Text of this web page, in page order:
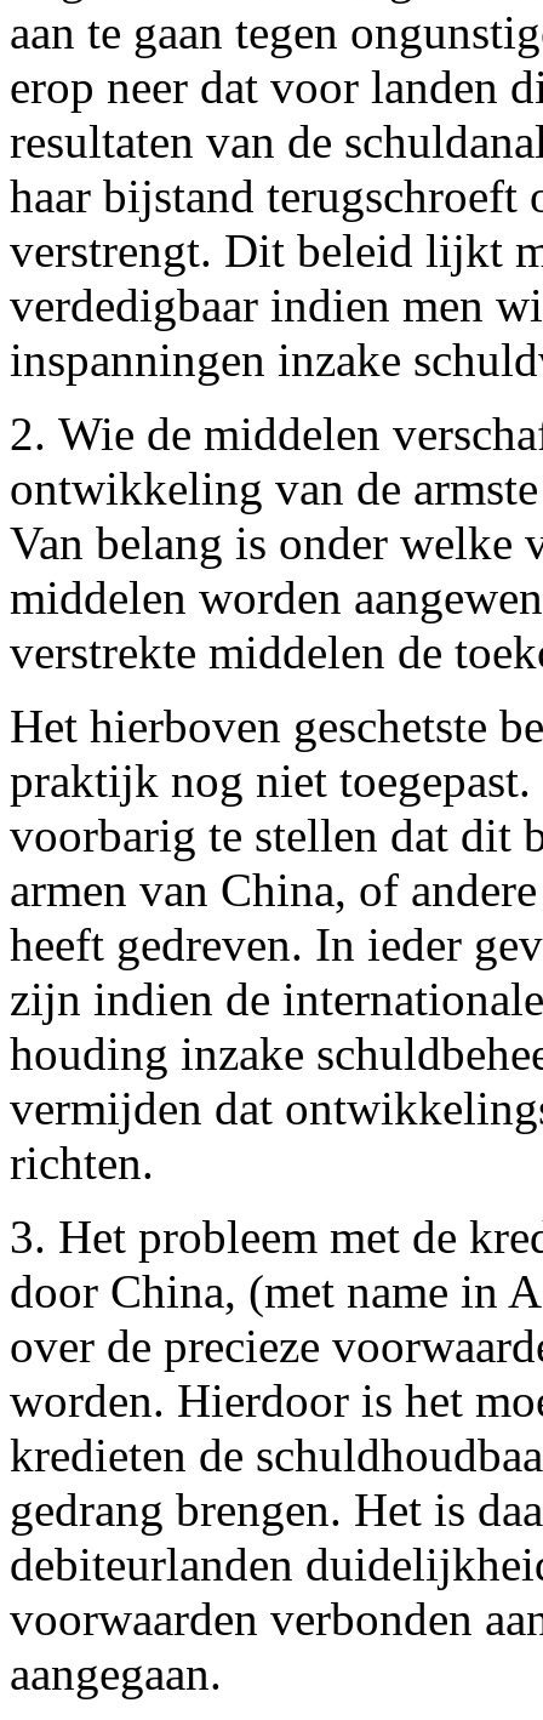
aan te gaan tegen
erop neer dat voor landen
resultaten van de
haar bijstand terugschroeft
verstrengt. Dit beleid lijkt
verdedigbaar indien men
inspanningen inzake
2. Wie de middelen
ontwikkeling van de
Van belang is onder welke
middelen worden
verstrekte middelen de
Het hierboven geschetste
praktijk nog niet
voorbarig te stellen dat dit
armen van China, of
heeft gedreven. In ieder
zijn indien de
houding inzake
vermijden dat
richten.
3. Het probleem met de
door China, (met name in
over de precieze
worden. Hierdoor is het
kredieten de
gedrang brengen. Het is
debiteurlanden
voorwaarden verbonden
aangegaan.